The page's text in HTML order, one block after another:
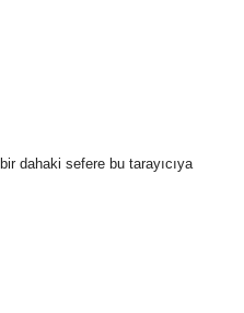
dahaki sefere bu tarayıcıya